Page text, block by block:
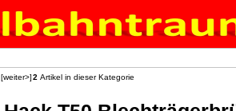
[weiter>]2 Artikel in dieser Kategorie